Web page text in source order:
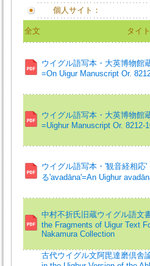
個人サイト：
全文 タイ
ウイグル語写本・大英博物館
=On Uigur Manuscript Or.
ウイグル語写本・大英博物館
=Uighur Manuscript Or. 8212-
ウイグル語写本・'観音経相応'
る'avadāna'=An Uighur
中村不折氏旧蔵ウイグル語文
the Fragments of Uigur Text
Nakamura Collection
古代ウイグル文阿毘達磨倶舎